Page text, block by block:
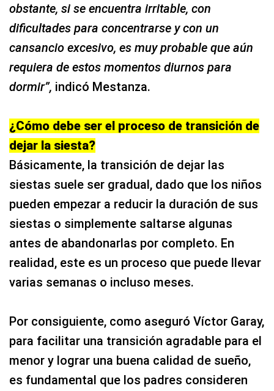
obstante, si se encuentra irritable, con
dificultades para concentrarse y con un
cansancio excesivo, es muy probable que aún
requiera de estos momentos diurnos para
dormir”, indicó Mestanza.
¿Cómo debe ser el proceso de transición de
dejar la siesta?
Básicamente, la transición de dejar las
siestas suele ser gradual, dado que los niños
pueden empezar a reducir la duración de sus
siestas o simplemente saltarse algunas
antes de abandonarlas por completo. En
realidad, este es un proceso que puede llevar
varias semanas o incluso meses.
Por consiguiente, como aseguró Víctor Garay,
para facilitar una transición agradable para el
menor y lograr una buena calidad de sueño,
es fundamental que los padres consideren